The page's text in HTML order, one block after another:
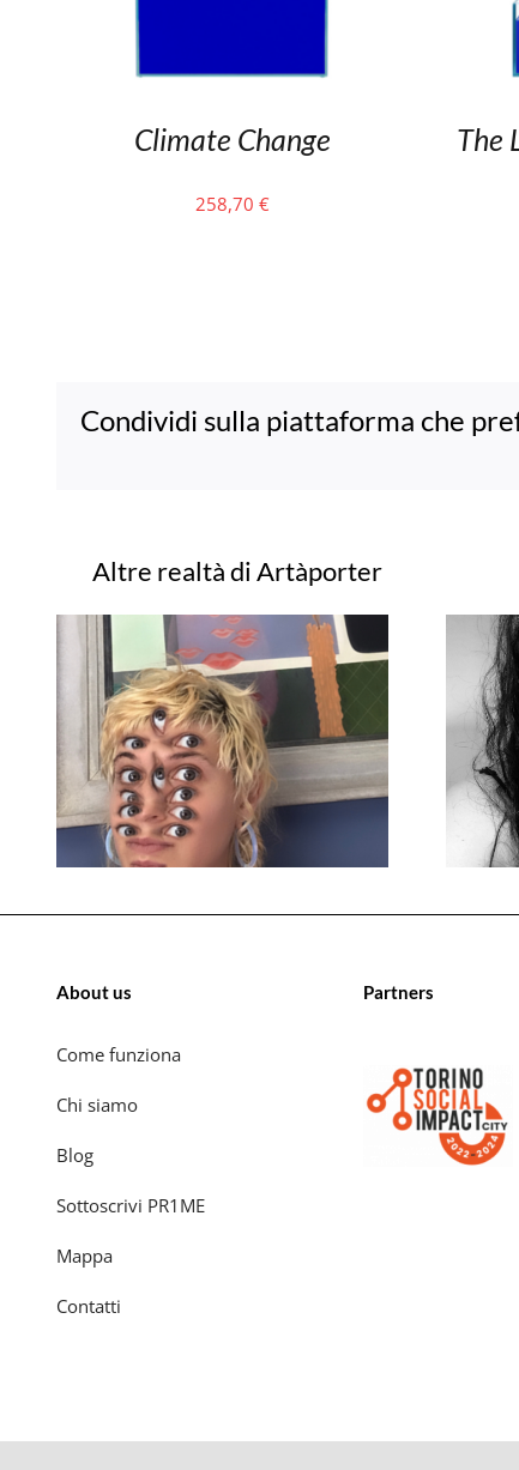
Climate Change
258,70 €
The
Condividi sulla piattaforma che
Progetti correlati
About us
Come funziona
Chi siamo
Blog
Sottoscrivi PR1ME
Mappa
Contatti
Partners